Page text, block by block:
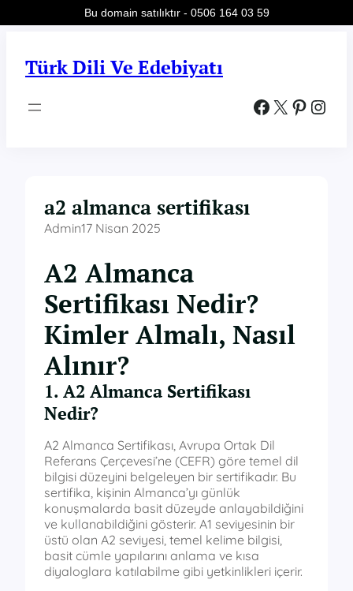
Türk Dili Ve Edebiyatı
Facebook X Pinterest Instagram
a2 almanca sertifikası
Admin17 Nisan 2025
A2 Almanca
Sertifikası Nedir?
Kimler Almalı, Nasıl
Alınır?
1. A2 Almanca Sertifikası
Nedir?
A2 Almanca Sertifikası, Avrupa Ortak Dil
Referans Çerçevesi’ne (CEFR) göre temel dil
bilgisi düzeyini belgeleyen bir sertifikadır. Bu
sertifika, kişinin Almanca’yı günlük
konuşmalarda basit düzeyde anlayabildiğini
ve kullanabildiğini gösterir. A1 seviyesinin bir
üstü olan A2 seviyesi, temel kelime bilgisi,
basit cümle yapılarını anlama ve kısa
diyaloglara katılabilme gibi yetkinlikleri içerir.
Bu domain satılıktır - 0506 164 03 59